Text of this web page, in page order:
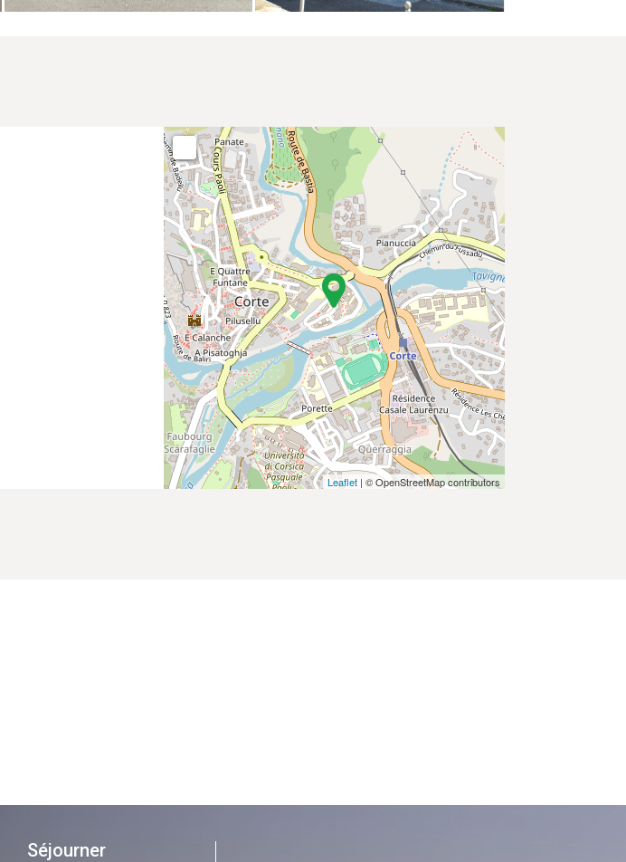
Leaflet| © OpenStreetMap contributors
Séjourner